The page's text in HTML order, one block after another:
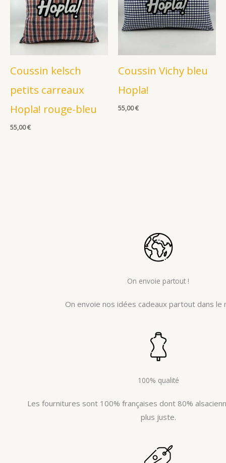
Coussin kelsch
petits carreaux
Hopla! rouge-bleu
55,00€
Coussin Vichy bleu
Hopla!
55,00€
On envoie partout !
On envoie nos idées cadeaux partout dans le
100% qualité
Les fournitures sont 100% françaises dont 80%
plus juste.